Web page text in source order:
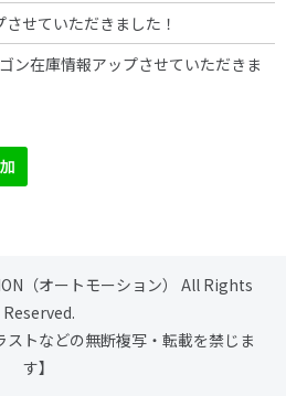
せていただきました！
ン在庫情報アップさせていただきま
（オートモーション） All Rights
Reserved.
ストなどの無断複写・転載を禁じま
す】